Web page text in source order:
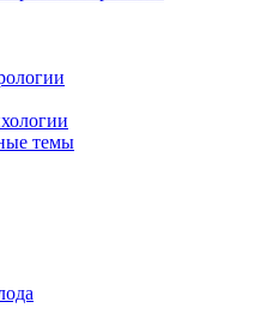
темы